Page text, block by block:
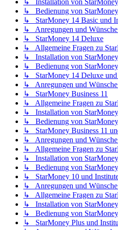
↳ Installation von
↳ Bedienung von
↳ StarMoney 14 Basic und
↳ Anregungen und
↳ StarMoney 14 Deluxe
↳ Allgemeine Fragen zu
↳ Installation von
↳ Bedienung von
↳ StarMoney 14 Deluxe und
↳ Anregungen und
↳ StarMoney Business 11
↳ Allgemeine Fragen zu
↳ Installation von StarMoney
↳ Bedienung von StarMoney
↳ StarMoney Business 11
↳ Anregungen und Wünsche
↳ Allgemeine Fragen zu
↳ Installation von
↳ Bedienung von
↳ StarMoney 10 und
↳ Anregungen und
↳ Allgemeine Fragen zu
↳ Installation von
↳ Bedienung von
↳ StarMoney Plus und